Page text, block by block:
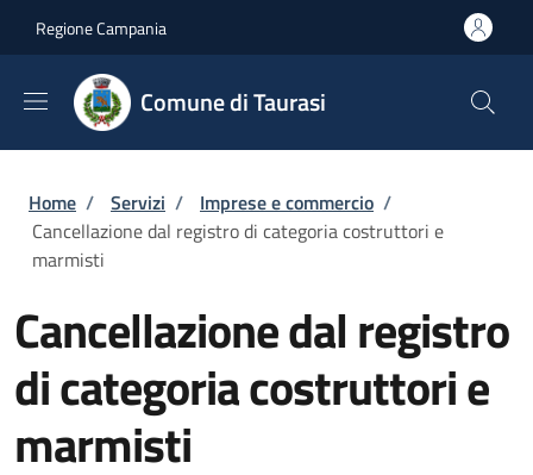
Regione Campania
Comune di Taurasi
Briciole di pane
Home / Servizi / Imprese e commercio /
Cancellazione dal registro di categoria costruttori e
marmisti
Cancellazione dal registro
di categoria costruttori e
marmisti